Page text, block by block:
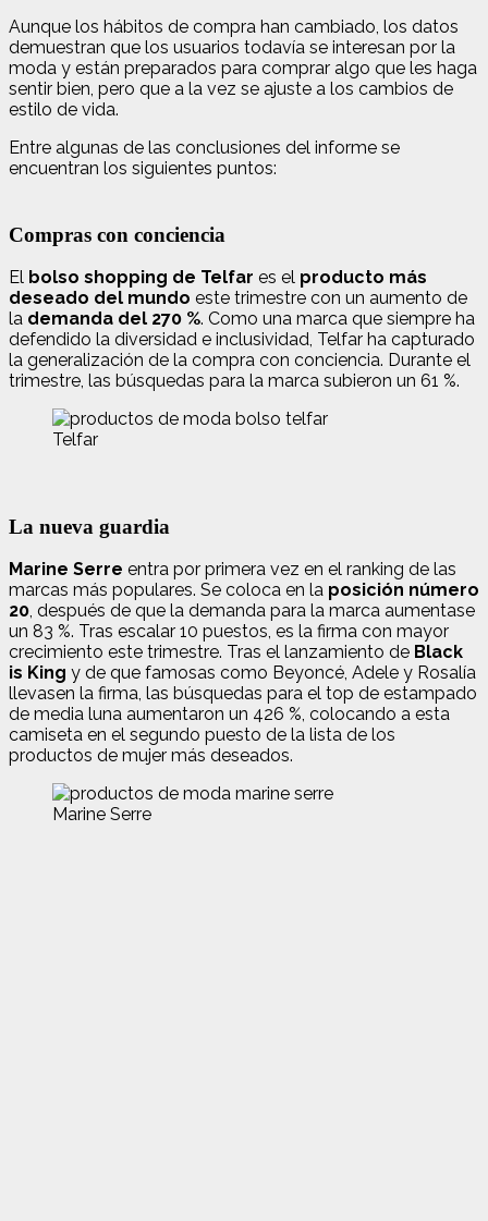
Aunque los hábitos de compra han cambiado, los datos
demuestran que los usuarios todavía se interesan por la
moda y están preparados para comprar algo que les haga
sentir bien, pero que a la vez se ajuste a los cambios de
estilo de vida.
Entre algunas de las conclusiones del informe se
encuentran los siguientes puntos:
Compras con conciencia
El bolso shopping de Telfar es el producto más
deseado del mundo este trimestre con un aumento de
la demanda del 270 %. Como una marca que siempre ha
defendido la diversidad e inclusividad, Telfar ha capturado
la generalización de la compra con conciencia. Durante el
trimestre, las búsquedas para la marca subieron un 61 %.
Telfar
La nueva guardia
Marine Serre entra por primera vez en el ranking de las
marcas más populares. Se coloca en la posición número
20, después de que la demanda para la marca aumentase
un 83 %. Tras escalar 10 puestos, es la firma con mayor
crecimiento este trimestre. Tras el lanzamiento de Black
is King y de que famosas como Beyoncé, Adele y Rosalía
llevasen la firma, las búsquedas para el top de estampado
de media luna aumentaron un 426 %, colocando a esta
camiseta en el segundo puesto de la lista de los
productos de mujer más deseados.
Marine Serre